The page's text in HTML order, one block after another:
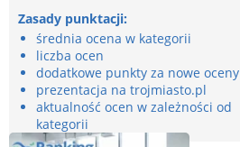
Zasady punktacji:
średnia ocena w kategorii
liczba ocen
dodatkowe punkty za nowe oceny
prezentacja na trojmiasto.pl
aktualność ocen w zależności od
kategorii